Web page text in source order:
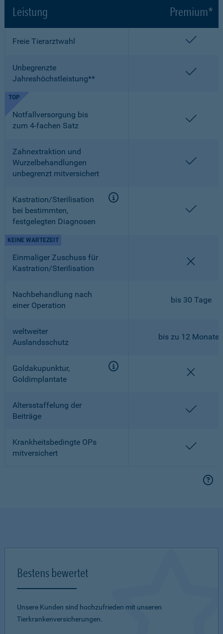
Leistung Premium*
Freie Tierarztwahl
Unbegrenzte
Jahreshöchstleistung**
Notfallversorgung bis
zum 4-fachen Satz
TOP
Zahnextraktion und
Wurzelbehandlungen
unbegrenzt mitversichert
Kastration/Sterilisation
bei bestimmten,
festgelegten Diagnosen
Einmaliger Zuschuss für
Kastration/Sterilisation
KEINE WARTEZEIT
Nachbehandlung nach
einer Operation
bis 30 Tage
weltweiter
Auslandsschutz
bis zu 12 Monaten
Goldakupunktur,
Goldimplantate
Altersstaffelung der
Beiträge
Krankheitsbedingte OPs
mitversichert
Bestens bewertet
Unsere Kunden sind hochzufrieden mit unseren
Tierkrankenversicherungen.